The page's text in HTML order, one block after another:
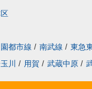
都市線 / 南武線 / 東急
川 / 用賀 / 武蔵中原 /